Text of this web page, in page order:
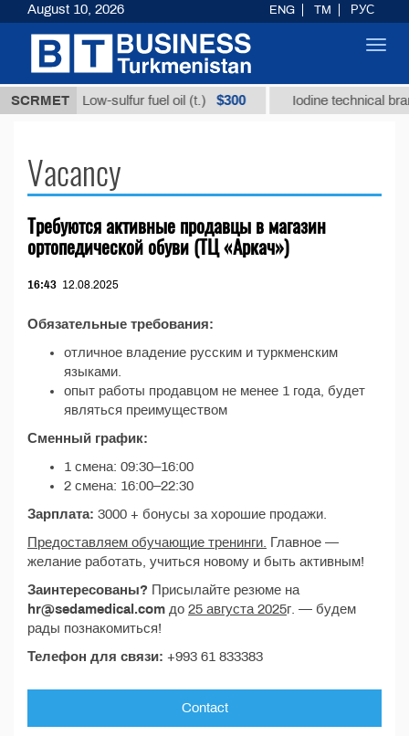
SCRMET Low-sulfur fuel oil (t.) $300 Iodine technical
Vacancy
Требуются активные продавцы в магазин
ортопедической обуви (ТЦ «Аркач»)
16:43 12.08.2025
Обязательные требования:
отличное владение русским и туркменским
языками.
опыт работы продавцом не менее 1 года, будет
являться преимуществом
Сменный график:
1 смена: 09:30–16:00
2 смена: 16:00–22:30
Зарплата: 3000 + бонусы за хорошие продажи.
Предоставляем обучающие тренинги.
Главное —
желание работать, учиться новому и быть активным!
Заинтересованы? Присылайте резюме на
hr@sedamedical.com до 25 августа 2025г. — будем
рады познакомиться!
Телефон для связи: +993 61 833383
Contact
August 10, 2026 ENG TM РУС